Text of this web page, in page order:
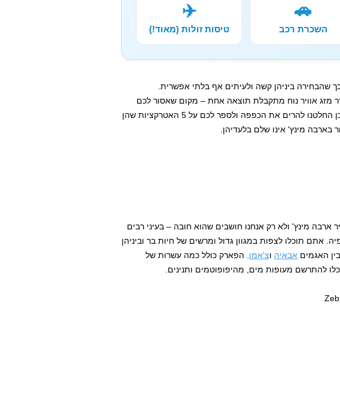
🚗
השכרת רכב
✈️
טיסות זולות (מאוד!)
שהבחירה ביניהן קשה ולעיתים אף בלתי אפשרית.
מזג אוויר נוח מתקבלת תוצאה אחת – מקום שאסור לכם
לוותר עליו בטיול הבא שלכם באתיופיה. לכן החלטנו להרים את הכפפה ולספר לכם על 5 האטרקציות שהן
בארבה מינץ' אינו שלם בלעדיהן.
מינץ' ולא רק אנחנו חושבים שהוא חובה – בעיני רבים
אתם תוכלו לצפות במגוון גדול ומרשים של חיות בר וביניהן
האגמיםאבאיה וצ'אמו. הפארק כולל כמה עשרות של
להתרשם מעופות מים, מהיפופוטמים ותנינים.